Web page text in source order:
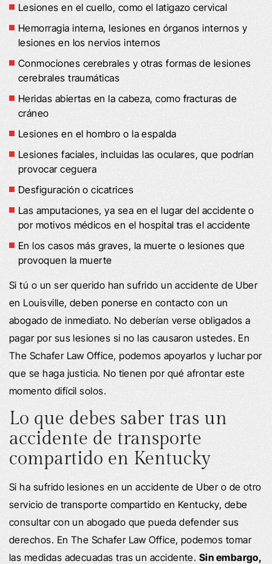
Lesiones en el cuello, como el latigazo cervical
Hemorragia interna, lesiones en órganos internos y
lesiones en los nervios internos
Conmociones cerebrales y otras formas de lesiones
cerebrales traumáticas
Heridas abiertas en la cabeza, como fracturas de
cráneo
Lesiones en el hombro o la espalda
Lesiones faciales, incluidas las oculares, que podrían
provocar ceguera
Desfiguración o cicatrices
Las amputaciones, ya sea en el lugar del accidente o
por motivos médicos en el hospital tras el accidente
En los casos más graves, la muerte o lesiones que
provoquen la muerte
Si tú o un ser querido han sufrido un accidente de Uber
en Louisville, deben ponerse en contacto con un
abogado de inmediato. No deberían verse obligados a
pagar por sus lesiones si no las causaron ustedes. En
The Schafer Law Office, podemos apoyarlos y luchar por
que se haga justicia. No tienen por qué afrontar este
momento difícil solos.
Lo que debes saber tras un
accidente de transporte
compartido en Kentucky
Si ha sufrido lesiones en un accidente de Uber o de otro
servicio de transporte compartido en Kentucky, debe
consultar con un abogado que pueda defender sus
derechos. En The Schafer Law Office, podemos tomar
las medidas adecuadas tras un accidente. Sin embargo,